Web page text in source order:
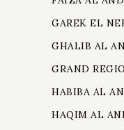
GAREK EL
GHALIB AL
GRAND
HABIBA AL
HAQIM AL